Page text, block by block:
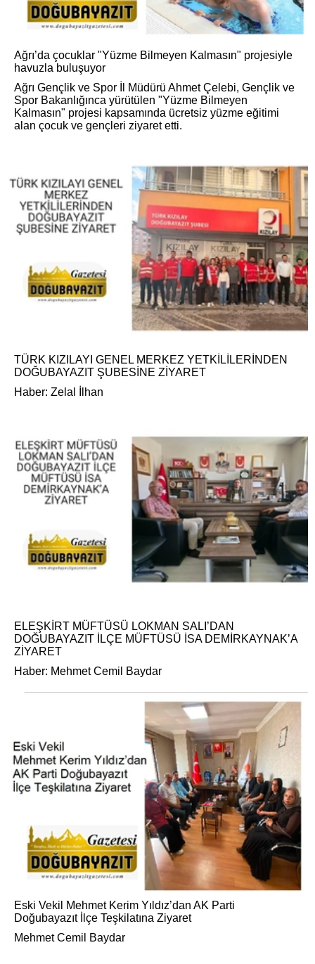
Ağrı’da çocuklar "Yüzme Bilmeyen Kalmasın" projesiyle
havuzla buluşuyor
Ağrı Gençlik ve Spor İl Müdürü Ahmet Çelebi, Gençlik ve
Spor Bakanlığınca yürütülen "Yüzme Bilmeyen
Kalmasın" projesi kapsamında ücretsiz yüzme eğitimi
alan çocuk ve gençleri ziyaret etti.
TÜRK KIZILAYI GENEL MERKEZ YETKİLİLERİNDEN
DOĞUBAYAZIT ŞUBESİNE ZİYARET
Haber: Zelal İlhan
ELEŞKİRT MÜFTÜSÜ LOKMAN SALI’DAN
DOĞUBAYAZIT İLÇE MÜFTÜSÜ İSA DEMİRKAYNAK’A
ZİYARET
Haber: Mehmet Cemil Baydar
Eski Vekil Mehmet Kerim Yıldız’dan AK Parti
Doğubayazıt İlçe Teşkilatına Ziyaret
Mehmet Cemil Baydar